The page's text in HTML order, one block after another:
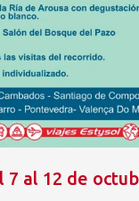
7 al 12 de